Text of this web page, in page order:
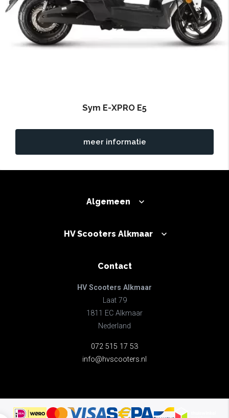
Sym E-XPRO E5
meer informatie
Algemeen
HV Scooters Alkmaar
Contact
HV Scooters Alkmaar
Laat 79
1811 EC Alkmaar
Nederland
072 515 17 53
info@hvscooters.nl